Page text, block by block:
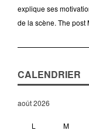
explique ses
de la scène. The
CALENDRIER
août 2026
L M